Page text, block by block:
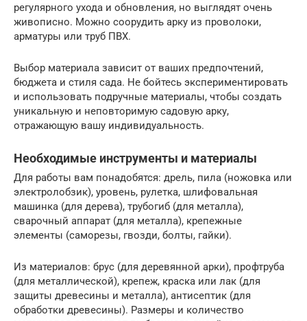
регулярного ухода и обновления, но выглядят очень
живописно. Можно соорудить арку из проволоки,
арматуры или труб ПВХ.
Выбор материала зависит от ваших предпочтений,
бюджета и стиля сада. Не бойтесь экспериментировать
и использовать подручные материалы, чтобы создать
уникальную и неповторимую садовую арку,
отражающую вашу индивидуальность.
Необходимые инструменты и материалы
Для работы вам понадобятся: дрель, пила (ножовка или
электролобзик), уровень, рулетка, шлифовальная
машинка (для дерева), трубогиб (для металла),
сварочный аппарат (для металла), крепежные
элементы (саморезы, гвозди, болты, гайки).
Из материалов: брус (для деревянной арки), профтруба
(для металлической), крепеж, краска или лак (для
защиты древесины и металла), антисептик (для
обработки древесины). Размеры и количество